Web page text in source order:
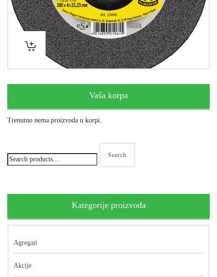
Vaša korpa
Trenutno nema proizvoda u korpi.
Search
Kategorije proizvoda
Agregati
Akcije